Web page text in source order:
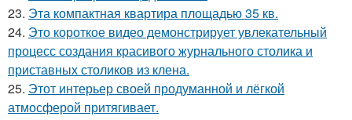
23. Эта компактная квартира площадью 35 кв.
24. Это короткое видео демонстрирует увлекательный
процесс создания красивого журнального столика и
приставных столиков из клена.
25. Этот интерьер своей продуманной и лёгкой
атмосферой притягивает.